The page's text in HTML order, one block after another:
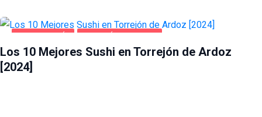
Los 10 Mejores Sushi en Torrejón de Ardoz
[2024]